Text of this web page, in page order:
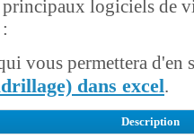
logiciels de
vous permettera d'en
dans excel.
Description